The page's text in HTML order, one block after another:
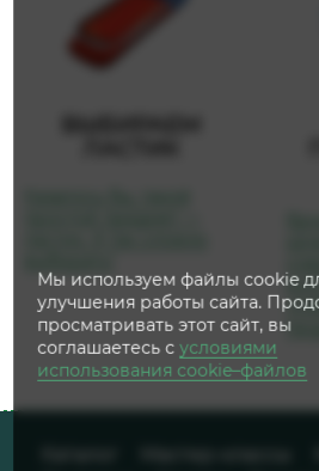
Мы используем файлы cookie
улучшения работы сайта.
просматривать этот сайт, вы
соглашаетесь сусловиями
использования cookie–файлов